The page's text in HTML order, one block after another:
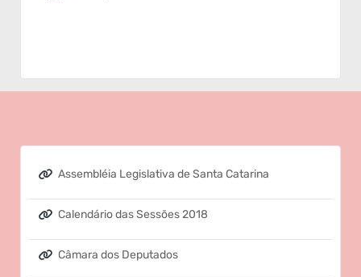
Assembléia Legislativa de Santa Catarina
Calendário das Sessões 2018
Câmara dos Deputados